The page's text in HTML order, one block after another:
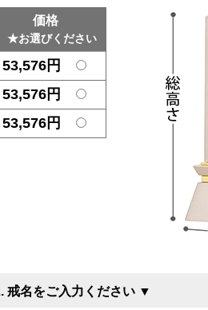
価格
★お選びください
53,576円
53,576円
53,576円
戒名をご入力ください ▼